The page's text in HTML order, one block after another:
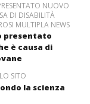
NUOVO
DI DISABILITÀ
MULTIPLA NEWS
presentato
è causa di
SITO
la scienza